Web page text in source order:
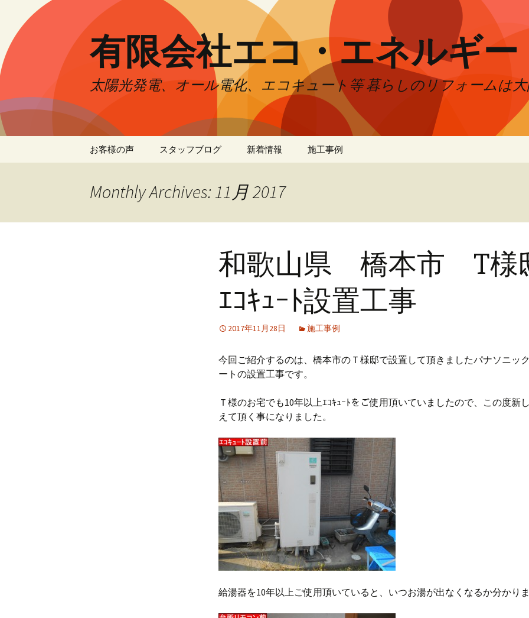
有限会社エコ・エネルギー
太陽光発電、オール電化、エコキュート等 暮らしのリフォームは
Skip to content
お客様の声 スタッフブログ 新着情報 施工事例
Monthly Archives: 11月 2017
和歌山県 橋本市 T
ｴｺｷｭｰﾄ設置工事
2017年11月28日 施工事例
今回ご紹介するのは、橋本市のＴ様邸で設置して頂きましたパナソニッ
ートの設置工事です。
Ｔ様のお宅でも10年以上ｴｺｷｭｰﾄをご使用頂いていましたので、この度新
えて頂く事になりました。
給湯器を10年以上ご使用頂いていると、いつお湯が出なくなるか分かり